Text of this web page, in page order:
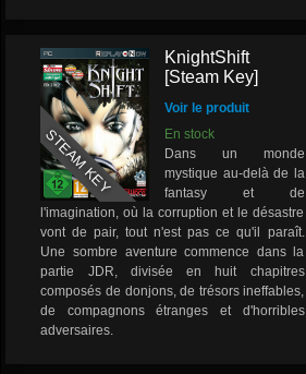
STEAM KEY
KnightShift
[Steam Key]
Voir le produit
En stock
Dans un monde
mystique au-delà de la
fantasy et de
l'imagination, où la corruption et le désastre
vont de pair, tout n'est pas ce qu'il paraît.
Une sombre aventure commence dans la
partie JDR, divisée en huit chapitres
composés de donjons, de trésors ineffables,
de compagnons étranges et d'horribles
adversaires.